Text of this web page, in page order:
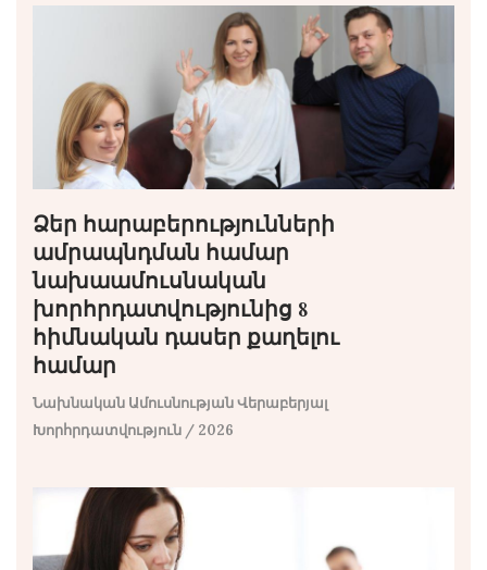
Ձեր հարաբերությունների
ամրապնդման համար
նախաամուսնական
խորհրդատվությունից 8
հիմնական դասեր քաղելու
համար
Նախնական Ամուսնության Վերաբերյալ
Խորհրդատվություն / 2026